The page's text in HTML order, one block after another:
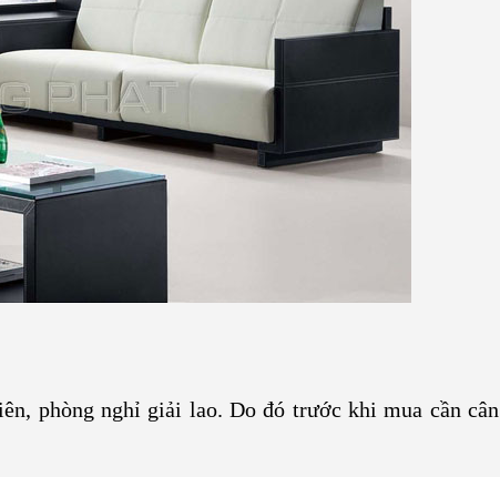
phòng nghỉ giải lao. Do đó trước khi mua cần cân